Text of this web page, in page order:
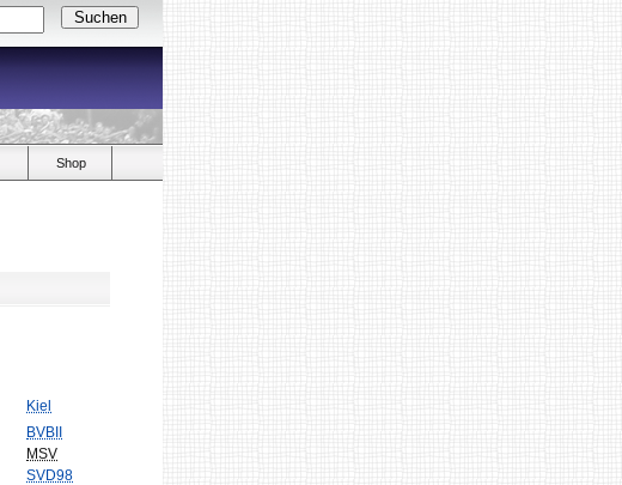
Shop
Kiel
BVBII
MSV
SVD98